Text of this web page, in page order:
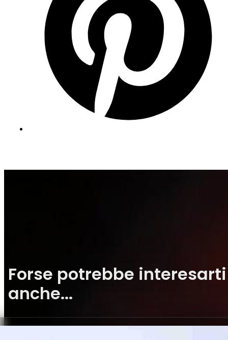
Forse potrebbe interesarti
anche...